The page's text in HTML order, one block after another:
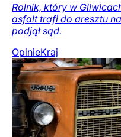
Rolnik, który w
asfalt trafi do aresztu
podjął sąd.
OpinieKraj